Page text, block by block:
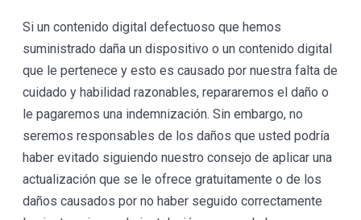
Si un contenido digital defectuoso que hemos
suministrado daña un dispositivo o un contenido digital
que le pertenece y esto es causado por nuestra falta de
cuidado y habilidad razonables, repararemos el daño o
le pagaremos una indemnización. Sin embargo, no
seremos responsables de los daños que usted podría
haber evitado siguiendo nuestro consejo de aplicar una
actualización que se le ofrece gratuitamente o de los
daños causados por no haber seguido correctamente